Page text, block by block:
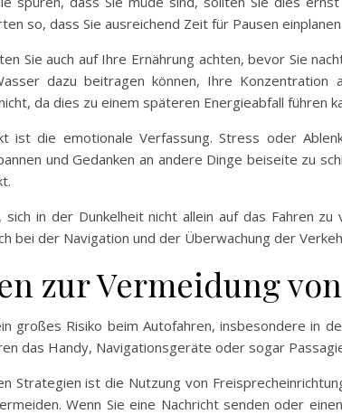
so, dass Sie ausreichend Zeit für Pausen einplanen.
Sie auch auf Ihre Ernährung achten, bevor Sie
dazu beitragen können, Ihre Konzentration
da dies zu einem späteren Energieabfall führen
ist die emotionale Verfassung. Stress oder
und Gedanken an andere Dinge beiseite zu
in der Dunkelheit nicht allein auf das Fahren
bei der Navigation und der Überwachung der
zur Vermeidung
großes Risiko beim Autofahren, insbesondere in
das Handy, Navigationsgeräte oder sogar
Strategien ist die Nutzung von
Wenn Sie eine Nachricht senden oder